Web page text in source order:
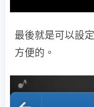
最後就是可以設
方便的。